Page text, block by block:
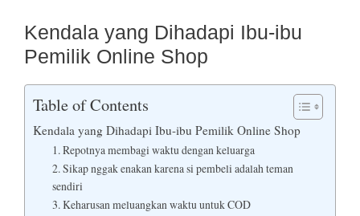
Kendala yang Dihadapi Ibu-ibu
Pemilik Online Shop
Table of Contents
Kendala yang Dihadapi Ibu-ibu Pemilik Online Shop
1. Repotnya membagi waktu dengan keluarga
2. Sikap nggak enakan karena si pembeli adalah teman
sendiri
3. Keharusan meluangkan waktu untuk COD